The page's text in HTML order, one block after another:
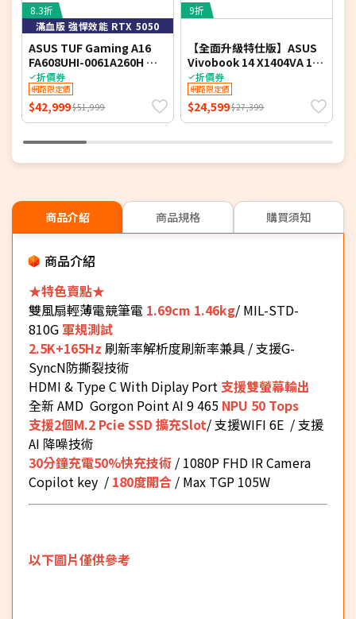
8.3折
滿血版 強悍效能 RTX 5050
ASUS TUF Gaming A16
FA608UHI-0061A260H 御
鐵灰 16吋電競筆電 (FHD+
IPS 144Hz/AMD Ryzen 7
260/16G DDR5/512G PCIE
SSD/NVIDIA RTX 5050
折價券
網路限定價
$42,999$51,999
9折
【全面升級特仕版】ASUS
Vivobook 14 X1404VA 14
吋文書效能筆電 (FHD
IPS/Intel Core 5
120U/8G+16G DDR4/1T
PCIe SSD/WIN 11)
折價券
網路限定價
$24,599$27,399
商品介紹 商品規格 購買須知
商品介紹
★特色賣點★
雙風扇輕薄電競筆電 1.69cm 1.46kg/ MIL-STD-
810G 軍規測試
2.5K+165Hz 刷新率解析度刷新率兼具 / 支援G-
SyncN防撕裂技術
HDMI & Type C With Diplay Port 支援雙螢幕輸出
全新 AMD Gorgon Point AI 9 465 NPU 50 Tops
支援2個M.2 Pcie SSD 擴充Slot/ 支援WIFI 6E / 支援
AI 降噪技術
30分鐘充電50%快充技術 / 1080P FHD IR Camera
Copilot key / 180度開合 / Max TGP 105W
以下圖片僅供參考